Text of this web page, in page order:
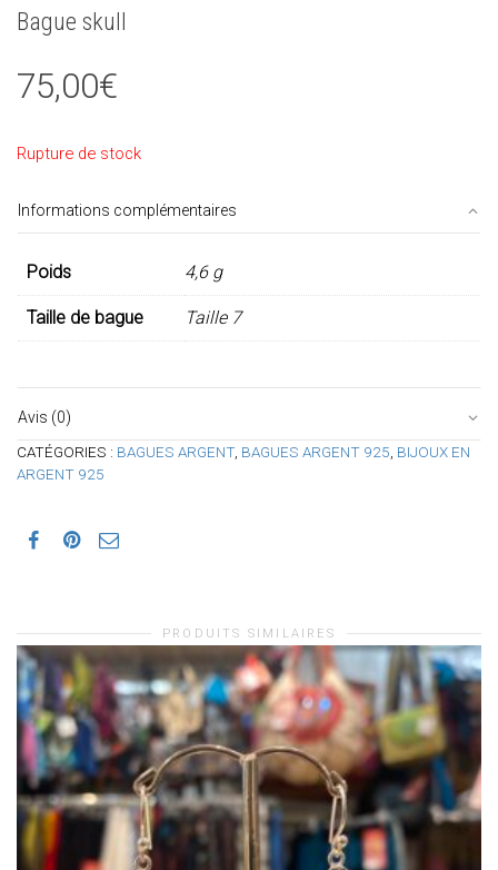
Bague skull
75,00€
Rupture de stock
Informations complémentaires
Poids 4,6 g
Taille de bague Taille 7
Avis (0)
CATÉGORIES : BAGUES ARGENT, BAGUES ARGENT 925 BIJOUX EN
ARGENT 925
PRODUITS SIMILAIRES